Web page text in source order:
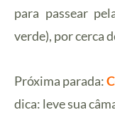
para passear
verde), por cerca
Próxima parada:
dica: leve sua